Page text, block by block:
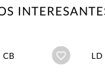
Añadir a